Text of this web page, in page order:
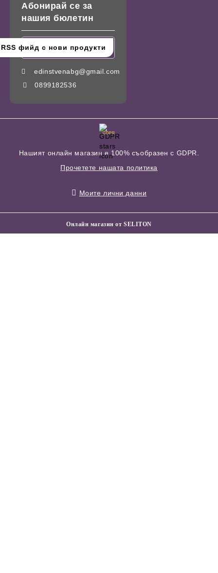
Абонирай се за
нашия бюлетин
edinstvenabg@gmail.com
0899182536
GDPR
Нашият онлайн магазин е 100% съобразен с GDPR.
Прочетете нашата политика
Моите лични данни
Онлайн магазин от SELITON